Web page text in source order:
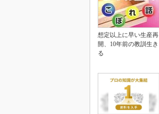
想定以上に早い生産再
開、10年前の教訓生き
る